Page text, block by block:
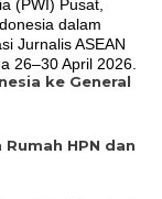
ke General
HPN dan